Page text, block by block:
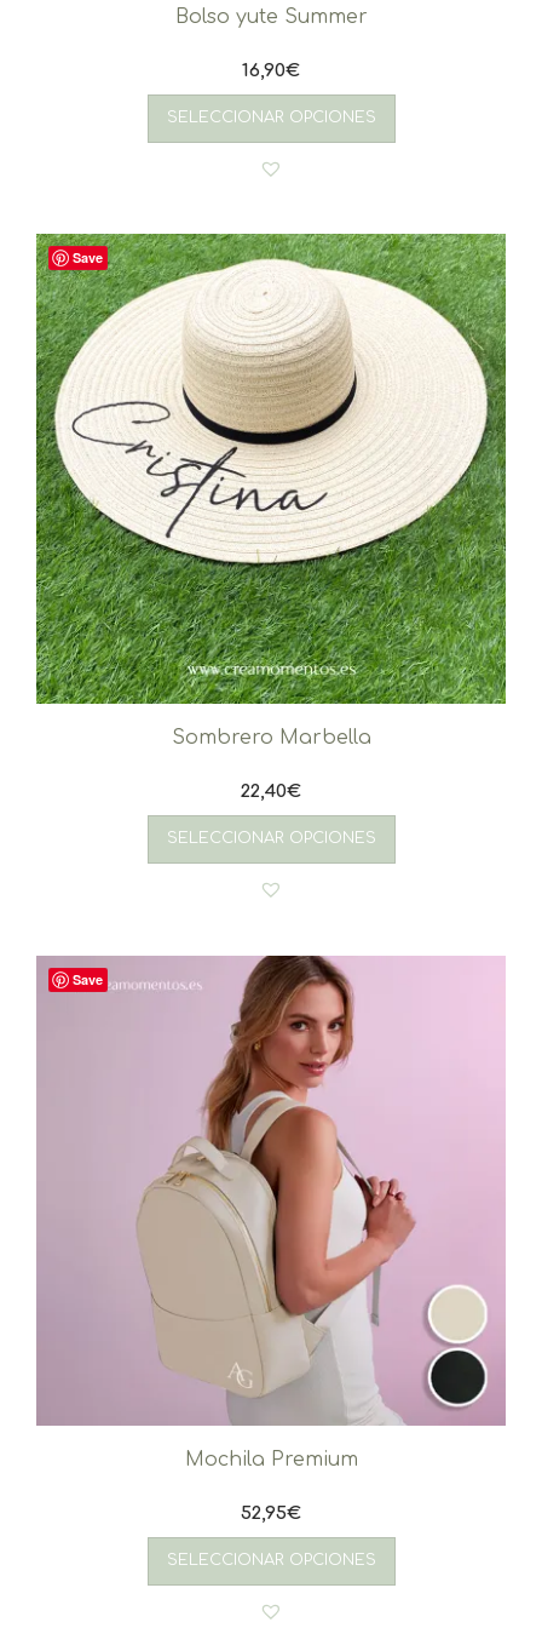
Bolso yute Summer
16,90€
SELECCIONAR OPCIONES
Save
Sombrero Marbella
22,40€
SELECCIONAR OPCIONES
Save
Mochila Premium
52,95€
SELECCIONAR OPCIONES